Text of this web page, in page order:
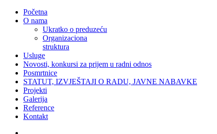
Početna
O nama
Ukratko o preduzeću
Organizaciona
struktura
Usluge
Novosti, konkursi za prijem u radni odnos
Posmrtnice
STATUT, IZVJEŠTAJI O RADU, JAVNE NABAVKE
Projekti
Galerija
Reference
Kontakt